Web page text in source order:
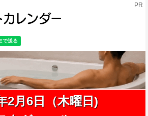
PR
2月6日（木曜日)